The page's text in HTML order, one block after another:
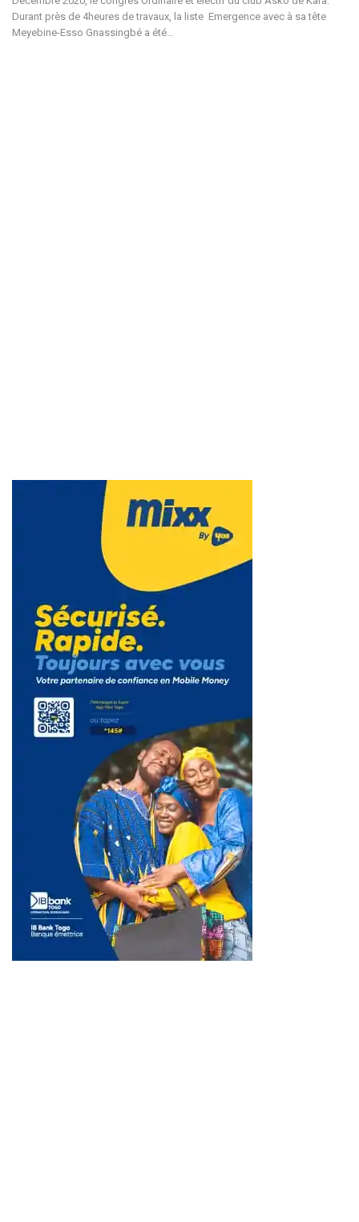
Durant près de 4heures de travaux, la liste Emergence avec à sa tête
Meyebine-Esso Gnassingbé a été…